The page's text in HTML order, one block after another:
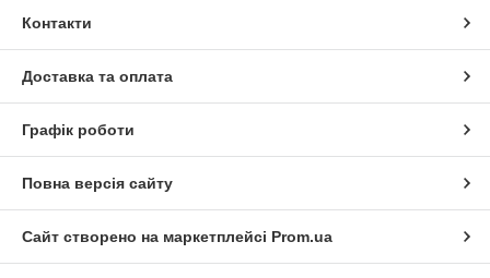
Контакти
Доставка та оплата
Графік роботи
Повна версія сайту
Сайт створено на маркетплейсі Prom.ua